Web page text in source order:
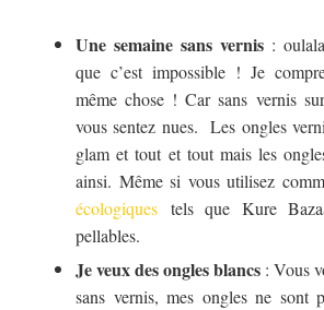
Une semaine sans vernis :
que c’est impossible ! Je
même chose ! Car sans vernis
vous sentez nues. Les ongles
glam et tout et tout mais les
ainsi. Même si vous utilisez
écologiques tels que Kure
pellables.
Je veux des ongles blancs : Vous
sans vernis, mes ongles ne sont